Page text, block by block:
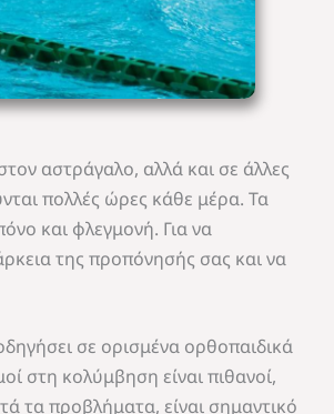
αστράγαλο, αλλά και σε άλλες
πολλές ώρες κάθε μέρα. Τα
και φλεγμονή. Για να
της προπόνησής σας και να
σε ορισμένα ορθοπαιδικά
στη κολύμβηση είναι πιθανοί,
τα προβλήματα, είναι σημαντικό